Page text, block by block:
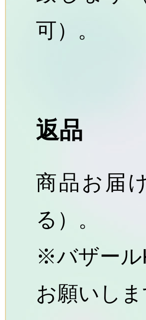
可）。
返品
商品お届
る）。
※バザール
お願いしま